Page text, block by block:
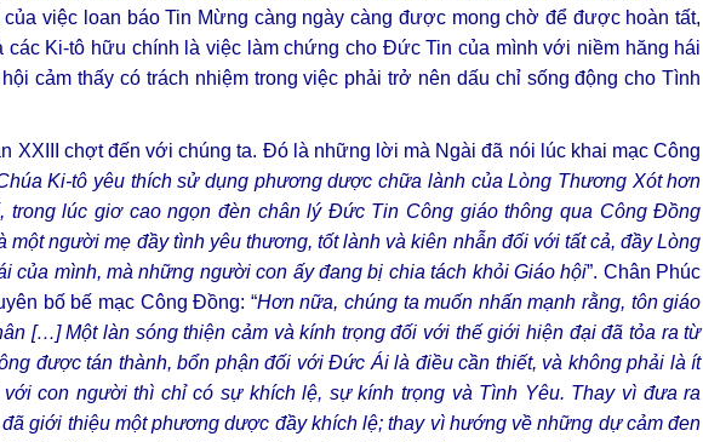
việc loan báo Tin Mừng càng ngày càng được mong chờ để được hoàn tất,
Ki-tô hữu chính là việc làm chứng cho Đức Tin của mình với niềm hăng hái
cảm thấy có trách nhiệm trong việc phải trở nên dấu chỉ sống động cho Tình
XXIII chợt đến với chúng ta. Đó là những lời mà Ngài đã nói lúc khai mạc Công
Ki-tô yêu thích sử dụng phương dược chữa lành của Lòng Thương Xót hơn
lúc giơ cao ngọn đèn chân lý Đức Tin Công giáo thông qua Công Đồng
người mẹ đầy tình yêu thương, tốt lành và kiên nhẫn đối với tất cả, đầy Lòng
của mình, mà những người con ấy đang bị chia tách khỏi Giáo hội”. Chân Phúc
bố bế mạc Công Đồng: “Hơn nữa, chúng ta muốn nhấn mạnh rằng, tôn giáo
[…] Một làn sóng thiện cảm và kính trọng đối với thế giới hiện đại đã tỏa ra từ
được tán thành, bổn phận đối với Đức Ái là điều cần thiết, và không phải là ít
con người thì chỉ có sự khích lệ, sự kính trọng và Tình Yêu. Thay vì đưa ra
giới thiệu một phương dược đầy khích lệ; thay vì hướng về những dự cảm đen